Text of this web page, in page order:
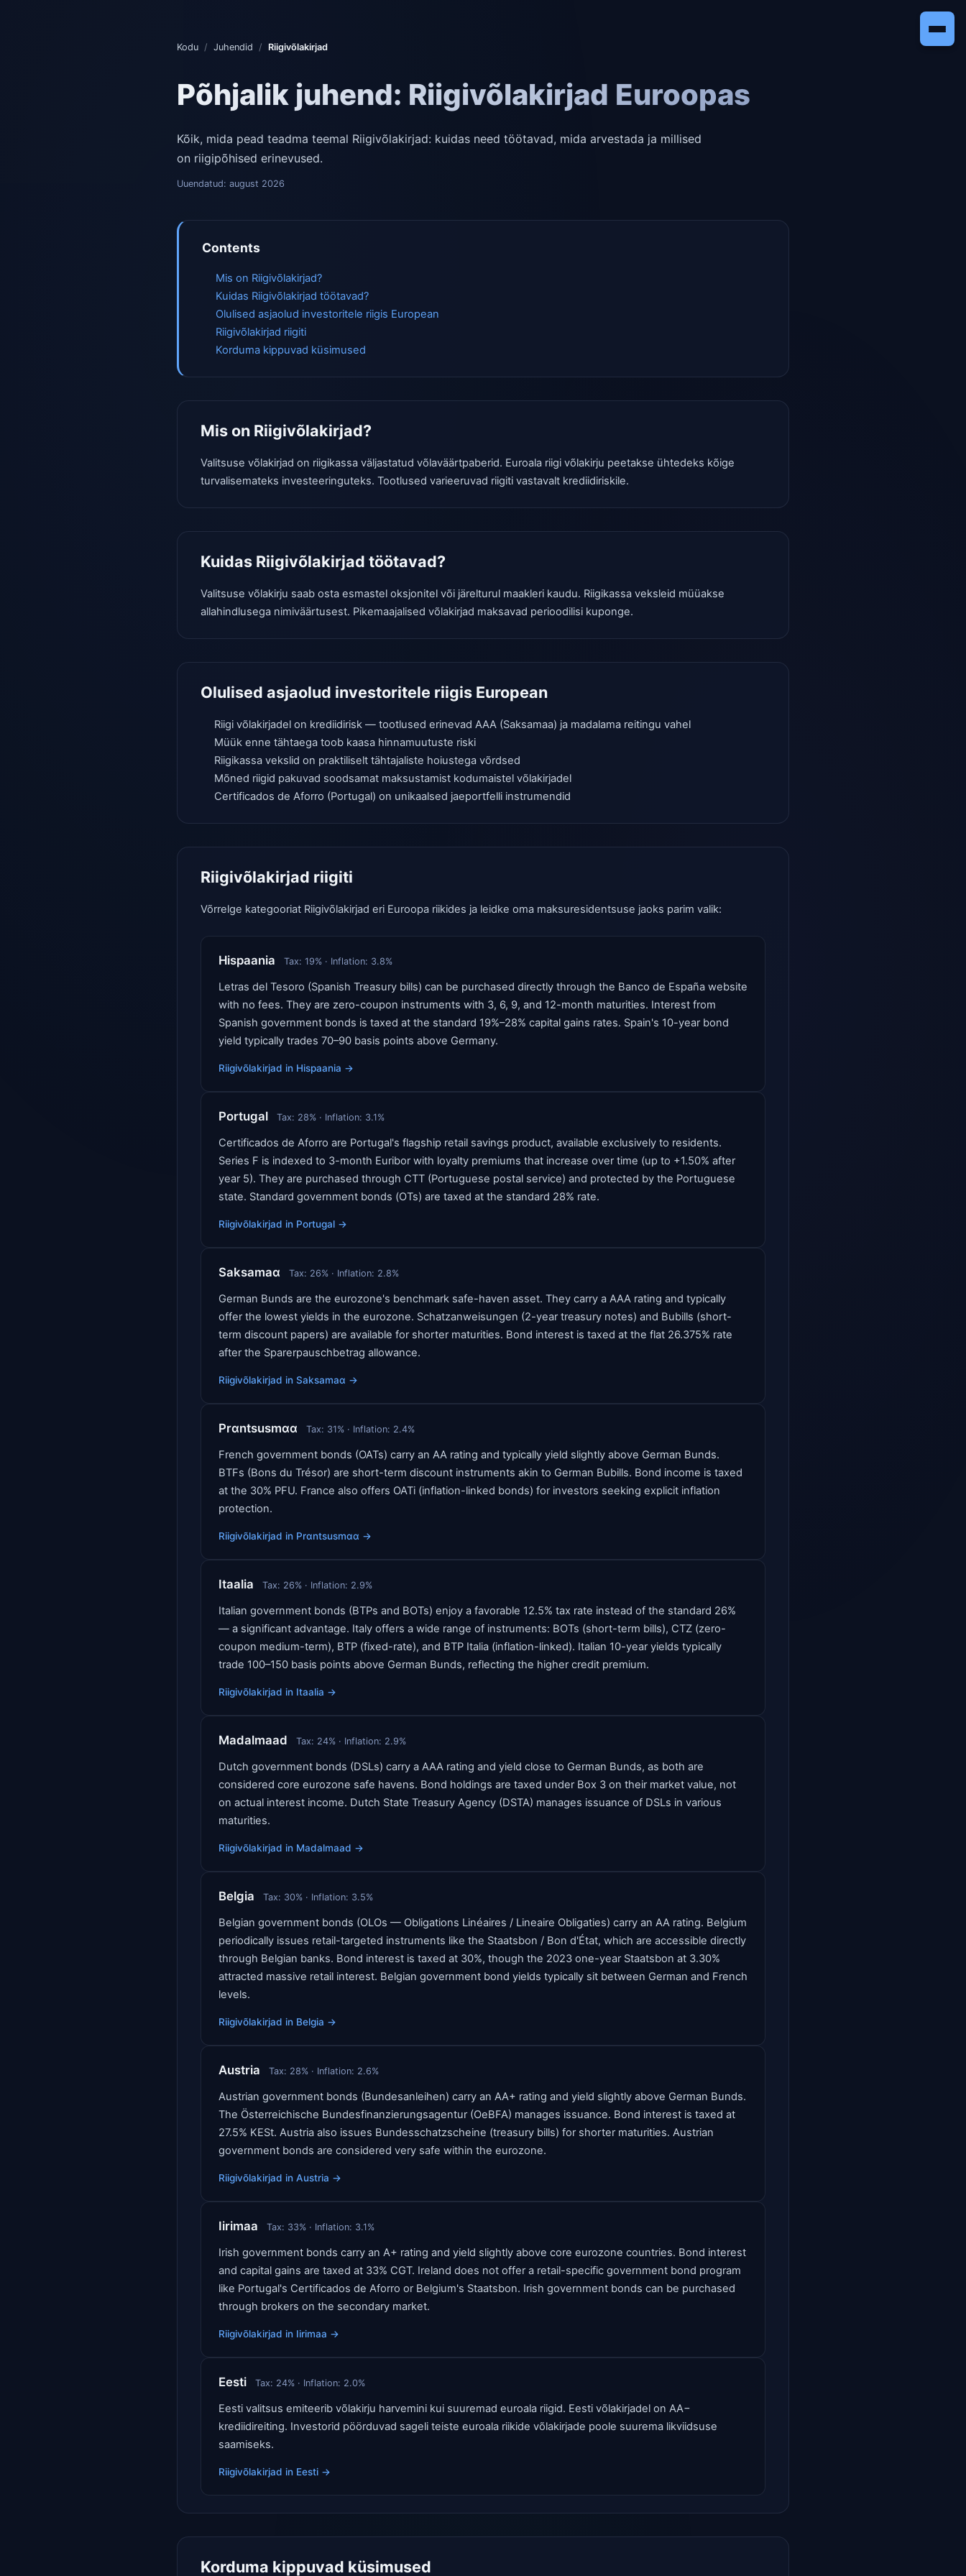
Kodu / Juhendid / Riigivõlakirjad
Põhjalik juhend: Riigivõlakirjad Euroopas
Kõik, mida pead teadma teemal Riigivõlakirjad: kuidas need töötavad, mida arvestada ja millised
on riigipõhised erinevused.
Uuendatud: august 2026
Contents
Mis on Riigivõlakirjad?
Kuidas Riigivõlakirjad töötavad?
Olulised asjaolud investoritele riigis European
Riigivõlakirjad riigiti
Korduma kippuvad küsimused
Mis on Riigivõlakirjad?
Valitsuse võlakirjad on riigikassa väljastatud võlaväärtpaberid. Euroala riigi võlakirju peetakse ühtedeks kõige
turvalisemateks investeeringuteks. Tootlused varieeruvad riigiti vastavalt krediidiriskile.
Kuidas Riigivõlakirjad töötavad?
Valitsuse võlakirju saab osta esmastel oksjonitel või järelturul maakleri kaudu. Riigikassa veksleid müüakse
allahindlusega nimiväärtusest. Pikemaajalised võlakirjad maksavad perioodilisi kuponge.
Olulised asjaolud investoritele riigis European
Riigi võlakirjadel on krediidirisk — tootlused erinevad AAA (Saksamaa) ja madalama reitingu vahel
Müük enne tähtaega toob kaasa hinnamuutuste riski
Riigikassa vekslid on praktiliselt tähtajaliste hoiustega võrdsed
Mõned riigid pakuvad soodsamat maksustamist kodumaistel võlakirjadel
Certificados de Aforro (Portugal) on unikaalsed jaeportfelli instrumendid
Riigivõlakirjad riigiti
Võrrelge kategooriat Riigivõlakirjad eri Euroopa riikides ja leidke oma maksuresidentsuse jaoks parim valik:
Hispaania Tax: 19% · Inflation: 3.8%
Letras del Tesoro (Spanish Treasury bills) can be purchased directly through the Banco de España website
with no fees. They are zero-coupon instruments with 3, 6, 9, and 12-month maturities. Interest from
Spanish government bonds is taxed at the standard 19%–28% capital gains rates. Spain's 10-year bond
yield typically trades 70–90 basis points above Germany.
Riigivõlakirjad in Hispaania →
Portugal Tax: 28% · Inflation: 3.1%
Certificados de Aforro are Portugal's flagship retail savings product, available exclusively to residents.
Series F is indexed to 3-month Euribor with loyalty premiums that increase over time (up to +1.50% after
year 5). They are purchased through CTT (Portuguese postal service) and protected by the Portuguese
state. Standard government bonds (OTs) are taxed at the standard 28% rate.
Riigivõlakirjad in Portugal →
Saksamaα Tax: 26% · Inflation: 2.8%
German Bunds are the eurozone's benchmark safe-haven asset. They carry a AAA rating and typically
offer the lowest yields in the eurozone. Schatzanweisungen (2-year treasury notes) and Bubills (short-
term discount papers) are available for shorter maturities. Bond interest is taxed at the flat 26.375% rate
after the Sparerpauschbetrag allowance.
Riigivõlakirjad in Saksamaα →
Prαntsusmαα Tax: 31% · Inflation: 2.4%
French government bonds (OATs) carry an AA rating and typically yield slightly above German Bunds.
BTFs (Bons du Trésor) are short-term discount instruments akin to German Bubills. Bond income is taxed
at the 30% PFU. France also offers OATi (inflation-linked bonds) for investors seeking explicit inflation
protection.
Riigivõlakirjad in Prαntsusmαα →
Itaalia Tax: 26% · Inflation: 2.9%
Italian government bonds (BTPs and BOTs) enjoy a favorable 12.5% tax rate instead of the standard 26%
— a significant advantage. Italy offers a wide range of instruments: BOTs (short-term bills), CTZ (zero-
coupon medium-term), BTP (fixed-rate), and BTP Italia (inflation-linked). Italian 10-year yields typically
trade 100–150 basis points above German Bunds, reflecting the higher credit premium.
Riigivõlakirjad in Itaalia →
Madalmaad Tax: 24% · Inflation: 2.9%
Dutch government bonds (DSLs) carry a AAA rating and yield close to German Bunds, as both are
considered core eurozone safe havens. Bond holdings are taxed under Box 3 on their market value, not
on actual interest income. Dutch State Treasury Agency (DSTA) manages issuance of DSLs in various
maturities.
Riigivõlakirjad in Madalmaad →
Belgia Tax: 30% · Inflation: 3.5%
Belgian government bonds (OLOs — Obligations Linéaires / Lineaire Obligaties) carry an AA rating. Belgium
periodically issues retail-targeted instruments like the Staatsbon / Bon d'État, which are accessible directly
through Belgian banks. Bond interest is taxed at 30%, though the 2023 one-year Staatsbon at 3.30%
attracted massive retail interest. Belgian government bond yields typically sit between German and French
levels.
Riigivõlakirjad in Belgia →
Austria Tax: 28% · Inflation: 2.6%
Austrian government bonds (Bundesanleihen) carry an AA+ rating and yield slightly above German Bunds.
The Österreichische Bundesfinanzierungsagentur (OeBFA) manages issuance. Bond interest is taxed at
27.5% KESt. Austria also issues Bundesschatzscheine (treasury bills) for shorter maturities. Austrian
government bonds are considered very safe within the eurozone.
Riigivõlakirjad in Austria →
Iirimaa Tax: 33% · Inflation: 3.1%
Irish government bonds carry an A+ rating and yield slightly above core eurozone countries. Bond interest
and capital gains are taxed at 33% CGT. Ireland does not offer a retail-specific government bond program
like Portugal's Certificados de Aforro or Belgium's Staatsbon. Irish government bonds can be purchased
through brokers on the secondary market.
Riigivõlakirjad in Iirimaa →
Eesti Tax: 24% · Inflation: 2.0%
Eesti valitsus emiteerib võlakirju harvemini kui suuremad euroala riigid. Eesti võlakirjadel on AA−
krediidireiting. Investorid pöörduvad sageli teiste euroala riikide võlakirjade poole suurema likviidsuse
saamiseks.
Riigivõlakirjad in Eesti →
Korduma kippuvad küsimused